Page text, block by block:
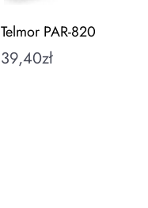
Telmor PAR-820
39,40zł